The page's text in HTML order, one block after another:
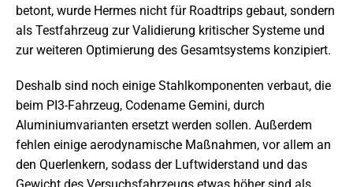
betont, wurde Hermes nicht für Roadtrips gebaut, sondern
als Testfahrzeug zur Validierung kritischer Systeme und
zur weiteren Optimierung des Gesamtsystems konzipiert.
Deshalb sind noch einige Stahlkomponenten verbaut, die
beim PI3-Fahrzeug, Codename Gemini, durch
Aluminiumvarianten ersetzt werden sollen. Außerdem
fehlen einige aerodynamische Maßnahmen, vor allem an
den Querlenkern, sodass der Luftwiderstand und das